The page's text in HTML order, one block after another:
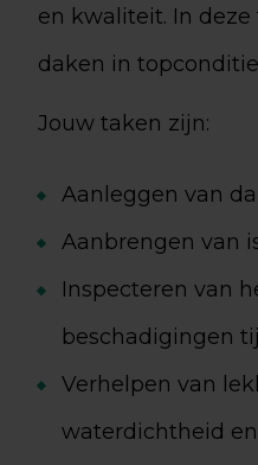
en kwaliteit. In
daken in
Jouw taken zijn:
Aanleggen van
Aanbrengen van
Inspecteren van
beschadigingen
Verhelpen van
waterdichtheid